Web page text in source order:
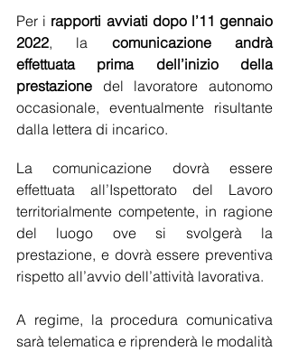
Per i rapporti avviati dopo l’11 gennaio
2022, la comunicazione andrà
effettuata prima dell’inizio della
prestazione del lavoratore autonomo
occasionale, eventualmente risultante
dalla lettera di incarico.
La comunicazione dovrà essere
effettuata all’Ispettorato del Lavoro
territorialmente competente, in ragione
del luogo ove si svolgerà la
prestazione, e dovrà essere preventiva
rispetto all’avvio dell’attività lavorativa.
A regime, la procedura comunicativa
sarà telematica e riprenderà le modalità